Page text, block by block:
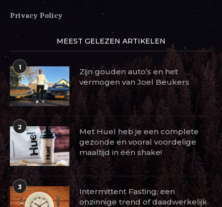
Privacy Policy
MEEST GELEZEN ARTIKELEN
1
Zijn gouden auto’s en het
vermogen van Joel Beukers
2
Met Huel heb je een complete
gezonde en vooral voordelige
maaltijd in één shake!
3
Intermittent Fasting; een
onzinnige trend of daadwerkelijk